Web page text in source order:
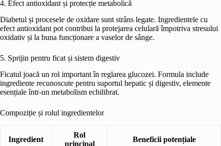
4. Efect antioxidant și protecție metabolică
Diabetul și procesele de oxidare sunt strâns legate. Ingredientele cu
efect antioxidant pot contribui la protejarea celulară împotriva stresului
oxidativ și la buna funcționare a vaselor de sânge.
5. Sprijin pentru ficat și sistem digestiv
Ficatul joacă un rol important în reglarea glucozei. Formula include
ingrediente recunoscute pentru suportul hepatic și digestiv, elemente
esențiale într-un metabolism echilibrat.
Compoziție și rolul ingredientelor
Ingredient
Rol
principal
Beneficii potențiale